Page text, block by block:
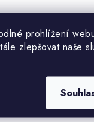
prohlížení
zlepšovat naše